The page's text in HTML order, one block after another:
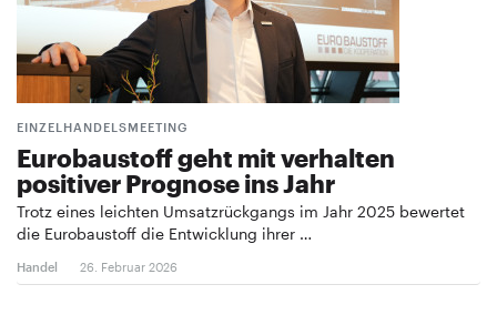
EINZELHANDELSMEETING
Eurobaustoff geht mit verhalten
positiver Prognose ins Jahr
Trotz eines leichten Umsatzrückgangs im Jahr 2025 bewertet
die Eurobaustoff die Entwicklung ihrer …
Handel 26. Februar 2026